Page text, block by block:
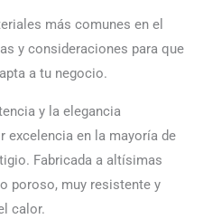
más comunes en el
y consideraciones para que
a tu negocio.
y la elegancia
excelencia en la mayoría de
Fabricada a altísimas
poroso, muy resistente y
calor.